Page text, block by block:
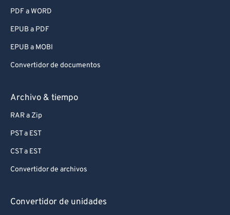
PDF a WORD
EPUB a PDF
EPUB a MOBI
Convertidor de documentos
Archivo & tiempo
RAR a Zip
PST a EST
CST a EST
Convertidor de archivos
Convertidor de unidades